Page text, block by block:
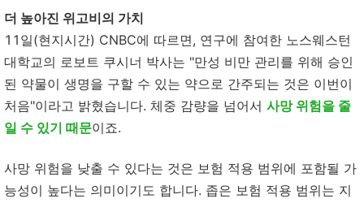
더 높아진 위고비의 가치
11일(현지시간) CNBC에 따르면, 연구에 참여한 노스웨스턴
대학교의 로보트 쿠시너 박사는 "만성 비만 관리를 위해 승인
된 약물이 생명을 구할 수 있는 약으로 간주되는 것은 이번이
처음"이라고 밝혔습니다. 체중 감량을 넘어서 사망 위험을 줄
일 수 있기 때문이죠.
사망 위험을 낮출 수 있다는 것은 보험 적용 범위에 포함될 가
능성이 높다는 의미이기도 합니다. 좁은 보험 적용 범위는 지